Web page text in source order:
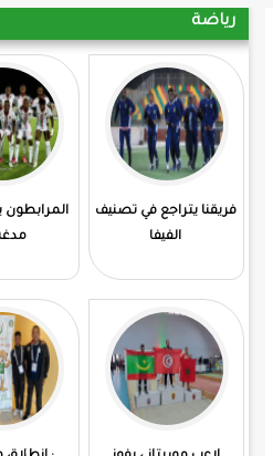
رياضة
فريقنا يتراجع في تصنيف
الفيفا
المرابطون